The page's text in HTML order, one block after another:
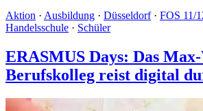
Aktion · Ausbildung · Düsseldorf· FOS 11/
Handelsschule · Schüler
ERASMUS Days: Das
Berufskolleg reist digital